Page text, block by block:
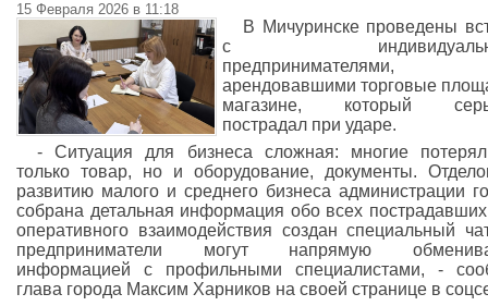
15 Февраля 2026 в 11:18
В Мичуринске проведены
с
предпринимателями,
арендовавшими торговые
магазине, который
пострадал при ударе.
- Ситуация для бизнеса сложная: многие
только товар, но и оборудование, документы.
развитию малого и среднего бизнеса администрации
собрана детальная информация обо всех
оперативного взаимодействия создан специальный
предприниматели могут напрямую
информацией с профильными специалистами, -
глава города Максим Харников на своей странице в